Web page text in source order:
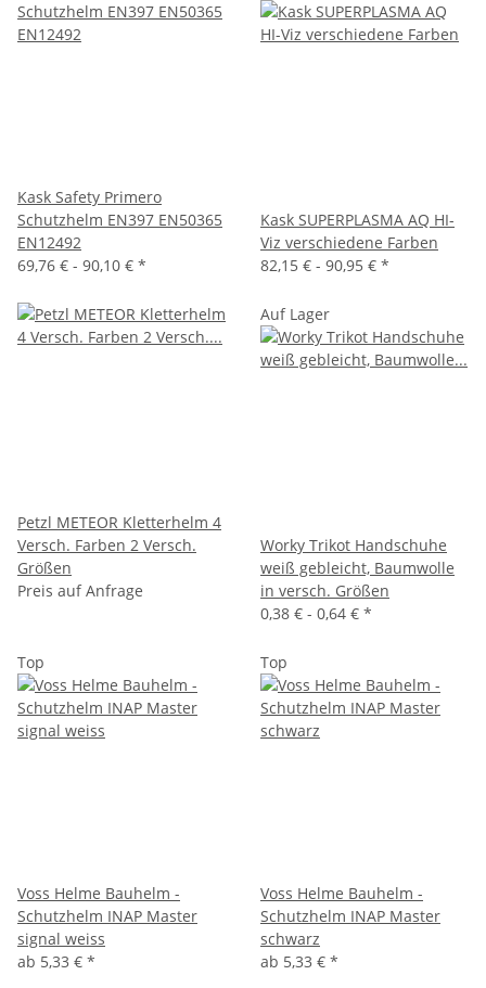
Kask Safety Primero
Schutzhelm EN397 EN50365
EN12492
69,76 € - 90,10 € *
Kask SUPERPLASMA AQ HI-
Viz verschiedene Farben
82,15 € - 90,95 € *
Petzl METEOR Kletterhelm 4
Versch. Farben 2 Versch.
Größen
Preis auf Anfrage
Auf Lager
Worky Trikot Handschuhe
weiß gebleicht, Baumwolle
in versch. Größen
0,38 € - 0,64 € *
Top
Voss Helme Bauhelm -
Schutzhelm INAP Master
signal weiss
ab 5,33 € *
Top
Voss Helme Bauhelm -
Schutzhelm INAP Master
schwarz
ab 5,33 € *